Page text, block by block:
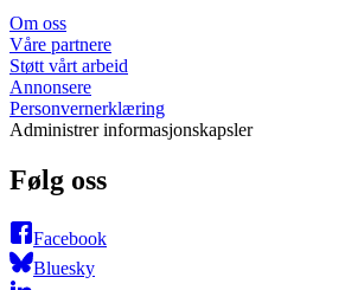
Om oss
Våre partnere
Støtt vårt arbeid
Annonsere
Personvernerklæring
Administrer informasjonskapsler
Følg oss
Facebook
Bluesky